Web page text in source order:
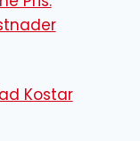
Kostar